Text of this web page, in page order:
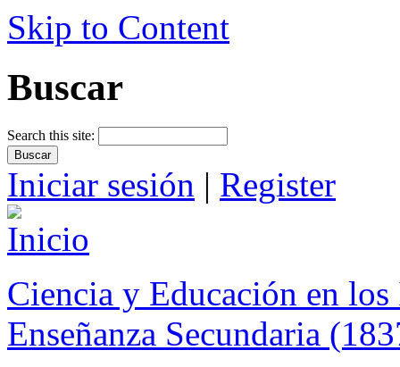
Skip to Content
Buscar
Search this site:
Iniciar sesión | Register
Ciencia y Educación en
Enseñanza Secundaria